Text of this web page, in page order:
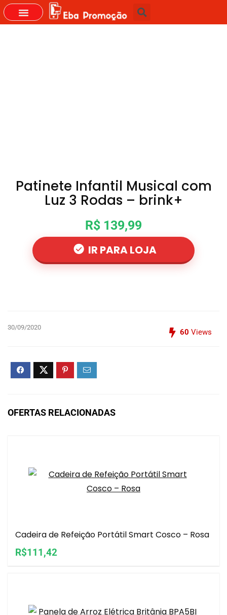
Patinete Infantil Musical com
Luz 3 Rodas – brink+
R$ 139,99
IR PARA LOJA
30/09/2020
60 Views
OFERTAS RELACIONADAS
Cadeira de Refeição Portátil Smart Cosco – Rosa
R$111,42